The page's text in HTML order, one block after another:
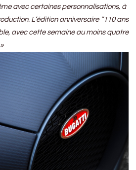
avec certaines personnalisations, à
L’édition anniversaire “110 ans
avec cette semaine au moins quatre